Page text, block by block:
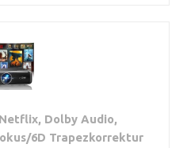
Dolby Audio,
6D Trapezkorrektur